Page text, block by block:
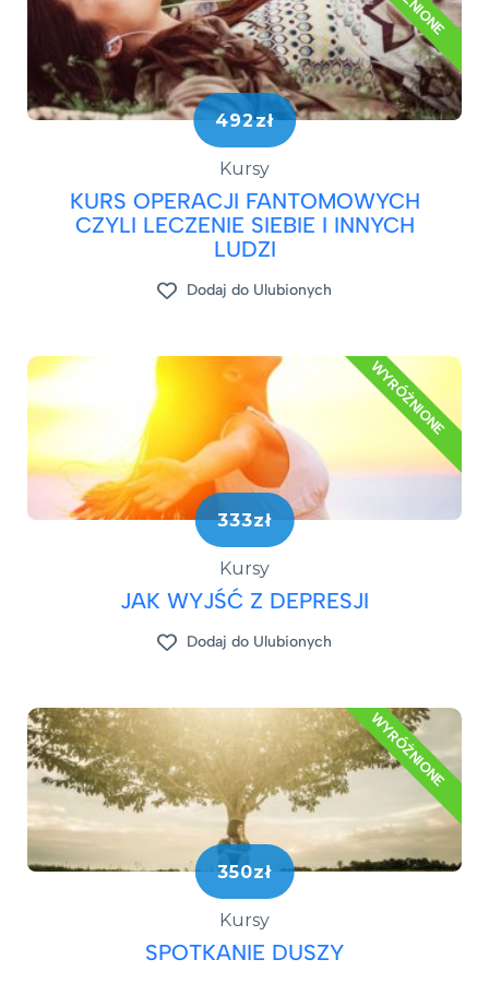
492zł
Kursy
KURS OPERACJI FANTOMOWYCH
CZYLI LECZENIE SIEBIE I INNYCH
LUDZI
Dodaj do Ulubionych
WYRÓŻNIONE
333zł
Kursy
JAK WYJŚĆ Z DEPRESJI​
Dodaj do Ulubionych
WYRÓŻNIONE
350zł
Kursy
SPOTKANIE DUSZY